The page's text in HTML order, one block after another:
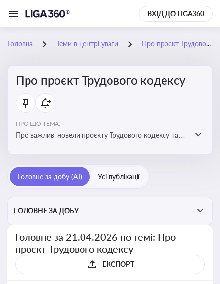
ВХІД ДО LIGA360
Головна Теми в центрі уваги Про проєкт Трудового кодексу
Про проєкт Трудового кодексу
ПРО ЩО ТЕМА:
Про важливі новели проєкту Трудового кодексу та
Головне за добу (AI) Усі публікації
ГОЛОВНЕ ЗА ДОБУ
Головне за 21.04.2026 по темі: Про
проєкт Трудового кодексу
ЕКСПОРТ